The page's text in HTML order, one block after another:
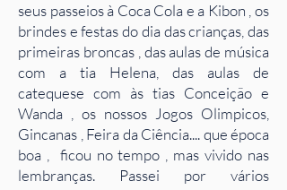
seus passeios à Coca Cola e a Kibon , os
brindes e festas do dia das crianças, das
primeiras broncas , das aulas de música
com a tia Helena, das aulas de
catequese com às tias Conceição e
Wanda , os nossos Jogos Olimpicos,
Gincanas , Feira da Ciência.... que época
boa , ficou no tempo , mas vivido nas
lembranças. Passei por vários